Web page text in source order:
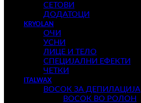
СЕТОВИ
ДОДАТОЦИ
KRYOLAN
ОЧИ
УСНИ
ЛИЦЕ И ТЕЛО
СПЕЦИЈАЛНИ ЕФЕКТИ
ЧЕТКИ
ITALWAX
ВОСОК ЗА ДЕПИЛАЦИЈА
ВОСОК ВО РОЛОН